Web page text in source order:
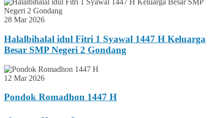
28 Mar 2026
Halalbihalal idul Fitri 1 Syawal 1447 H Keluarga
Besar SMP Negeri 2 Gondang
12 Mar 2026
Pondok Romadhon 1447 H